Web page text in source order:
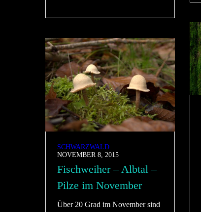
SCHWARZWALD
NOVEMBER 8, 2015
Fischweiher – Albtal –
Pilze im November
Über 20 Grad im November sind